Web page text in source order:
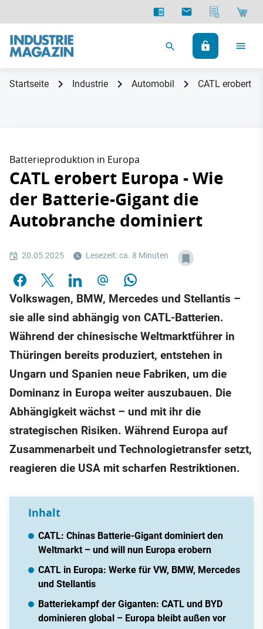
Startseite Industrie Automobil CATL erobert
Batterieproduktion in Europa
CATL erobert Europa - Wie
der Batterie-Gigant die
Autobranche dominiert
20.05.2025 Lesezeit: ca. 8 Minuten
Volkswagen, BMW, Mercedes und Stellantis –
sie alle sind abhängig von CATL-Batterien.
Während der chinesische Weltmarktführer in
Thüringen bereits produziert, entstehen in
Ungarn und Spanien neue Fabriken, um die
Dominanz in Europa weiter auszubauen. Die
Abhängigkeit wächst – und mit ihr die
strategischen Risiken. Während Europa auf
Zusammenarbeit und Technologietransfer setzt,
reagieren die USA mit scharfen Restriktionen.
Inhalt
CATL: Chinas Batterie-Gigant dominiert den
Weltmarkt – und will nun Europa erobern
CATL in Europa: Werke für VW, BMW, Mercedes
und Stellantis
Batteriekampf der Giganten: CATL und BYD
dominieren global – Europa bleibt außen vor